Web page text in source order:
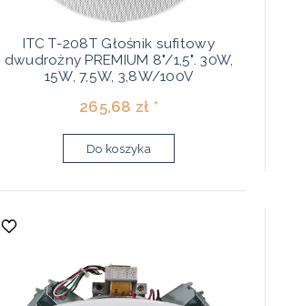
ITC T-208T Głośnik sufitowy
dwudrożny PREMIUM 8"/1,5". 30W,
15W, 7,5W, 3,8W/100V
265,68 zł *
Do koszyka